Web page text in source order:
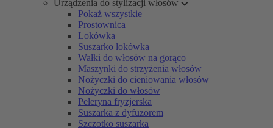
Urządzenia do stylizacji włosów
Pokaż wszystkie
Prostownica
Lokówka
Suszarko lokówka
Wałki do włosów na gorąco
Maszynki do strzyżenia włosów
Nożyczki do cieniowania włosów
Nożyczki do włosów
Peleryna fryzjerska
Suszarka z dyfuzorem
Szczotko suszarka